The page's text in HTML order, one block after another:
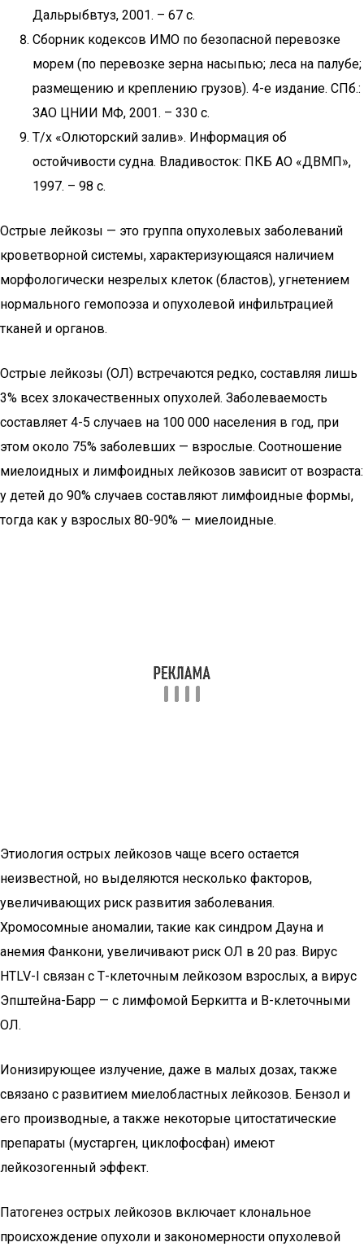
Дальрыбвтуз, 2001. – 67 с.
Сборник кодексов ИМО по безопасной перевозке
морем (по перевозке зерна насыпью; леса на палубе;
размещению и креплению грузов). 4-е издание. СПб.:
ЗАО ЦНИИ МФ, 2001. – 330 с.
Т/х «Олюторский залив». Информация об
остойчивости судна. Владивосток: ПКБ АО «ДВМП»,
1997. – 98 с.
Острые лейкозы — это группа опухолевых заболеваний
кроветворной системы, характеризующаяся наличием
морфологически незрелых клеток (бластов), угнетением
нормального гемопоэза и опухолевой инфильтрацией
тканей и органов.
Острые лейкозы (ОЛ) встречаются редко, составляя лишь
3% всех злокачественных опухолей. Заболеваемость
составляет 4-5 случаев на 100 000 населения в год, при
этом около 75% заболевших — взрослые. Соотношение
миелоидных и лимфоидных лейкозов зависит от возраста:
у детей до 90% случаев составляют лимфоидные формы,
тогда как у взрослых 80-90% — миелоидные.
Этиология острых лейкозов чаще всего остается
неизвестной, но выделяются несколько факторов,
увеличивающих риск развития заболевания.
Хромосомные аномалии, такие как синдром Дауна и
анемия Фанкони, увеличивают риск ОЛ в 20 раз. Вирус
HTLV-I связан с Т-клеточным лейкозом взрослых, а вирус
Эпштейна-Барр — с лимфомой Беркитта и В-клеточными
ОЛ.
Ионизирующее излучение, даже в малых дозах, также
связано с развитием миелобластных лейкозов. Бензол и
его производные, а также некоторые цитостатические
препараты (мустарген, циклофосфан) имеют
лейкозогенный эффект.
Патогенез острых лейкозов включает клональное
происхождение опухоли и закономерности опухолевой